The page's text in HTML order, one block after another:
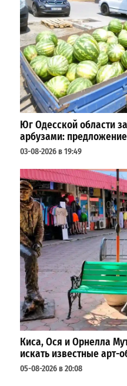
Юг Одесской области
арбузами:
03-08-2026 в 19:49
Киса, Ося и Орнелла
искать известные арт-
05-08-2026 в 20:08